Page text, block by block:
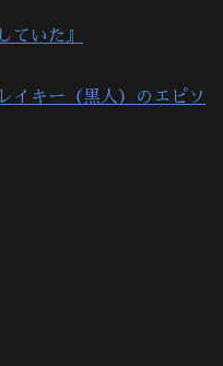
ていた』
イキー（黒人）のエピソ